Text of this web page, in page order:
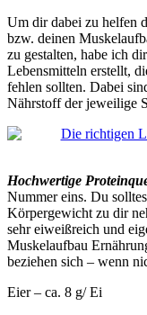
Um dir dabei zu helfen
bzw. deinen
zu gestalten, habe ich
Lebensmitteln erstellt,
fehlen sollten. Dabei
Nährstoff der jeweilige
Hochwertige
Nummer eins. Du
Körpergewicht zu dir
sehr eiweißreich und
Muskelaufbau
beziehen sich – wenn
Eier – ca. 8 g/ Ei